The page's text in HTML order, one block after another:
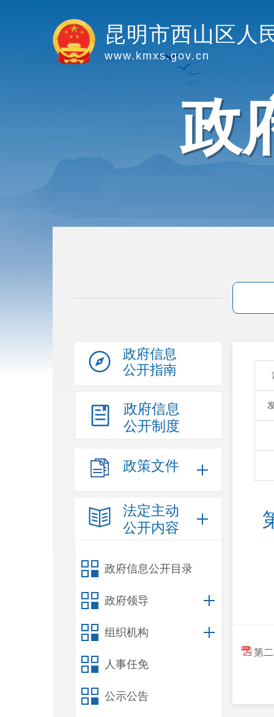
昆明市西山区人
www.kmxs.gov.cn
政
政府信息
公开指南
政府信息
公开制度
政策文件
法定主动
公开内容
政府信息公开目录
政府领导
组织机构
人事任免
公示公告
第